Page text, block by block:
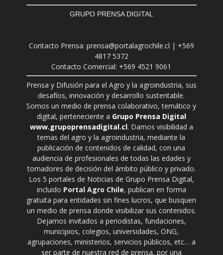
GRUPO PRENSA DIGITAL
Contacto Prensa: prensa@portalagrochile.cl | +569
4817 5372
Contacto Comercial: +569 4521 9061
Prensa y Difusión para el Agro y la agroindustria, sus
desafíos, innovación y desarrollo sustentable.
Somos un medio de prensa colaborativo, temático y
digital, perteneciente a Grupo Prensa Digital
www.grupoprensadigital.cl. Damos visibilidad a
temas del agro y la agroindustria, mediante la
publicación de contenidos de calidad, con una
audiencia de profesionales de todas las edades y
tomadores de decisión del ámbito público y privado.
Los 5 portales de Noticias de Grupo Prensa Digital,
incluido Portal Agro Chile, publican en forma
gratuita para entidades sin fines lucros, que busquen
un medio de prensa donde visibilizar sus contenidos.
Dejamos invitados a periodistas, fundaciones,
municipios, colegios, universidades, ONG,
agrupaciones, ministerios, servicios públicos, etc… a
ser parte de nuestra red de prensa, por una